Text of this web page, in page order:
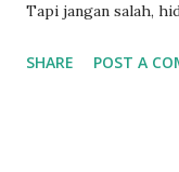
Tapi jangan salah,
dari itu, kalau
SHARE POST A